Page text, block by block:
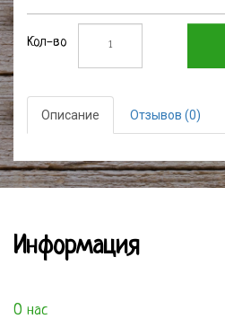
Кол-во
Описание Отзывов (0)
Информация
О нас